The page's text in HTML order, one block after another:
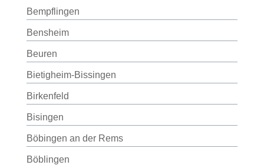
Bempflingen
Bensheim
Beuren
Bietigheim-Bissingen
Birkenfeld
Bisingen
Böbingen an der Rems
Böblingen